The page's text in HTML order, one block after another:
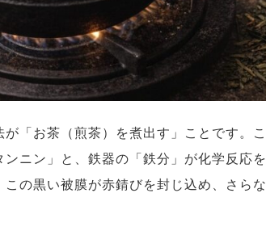
「お茶（煎茶）を煮出す」ことです。こ
ニン」と、鉄器の「鉄分」が化学反応を
の黒い被膜が赤錆びを封じ込め、さらな